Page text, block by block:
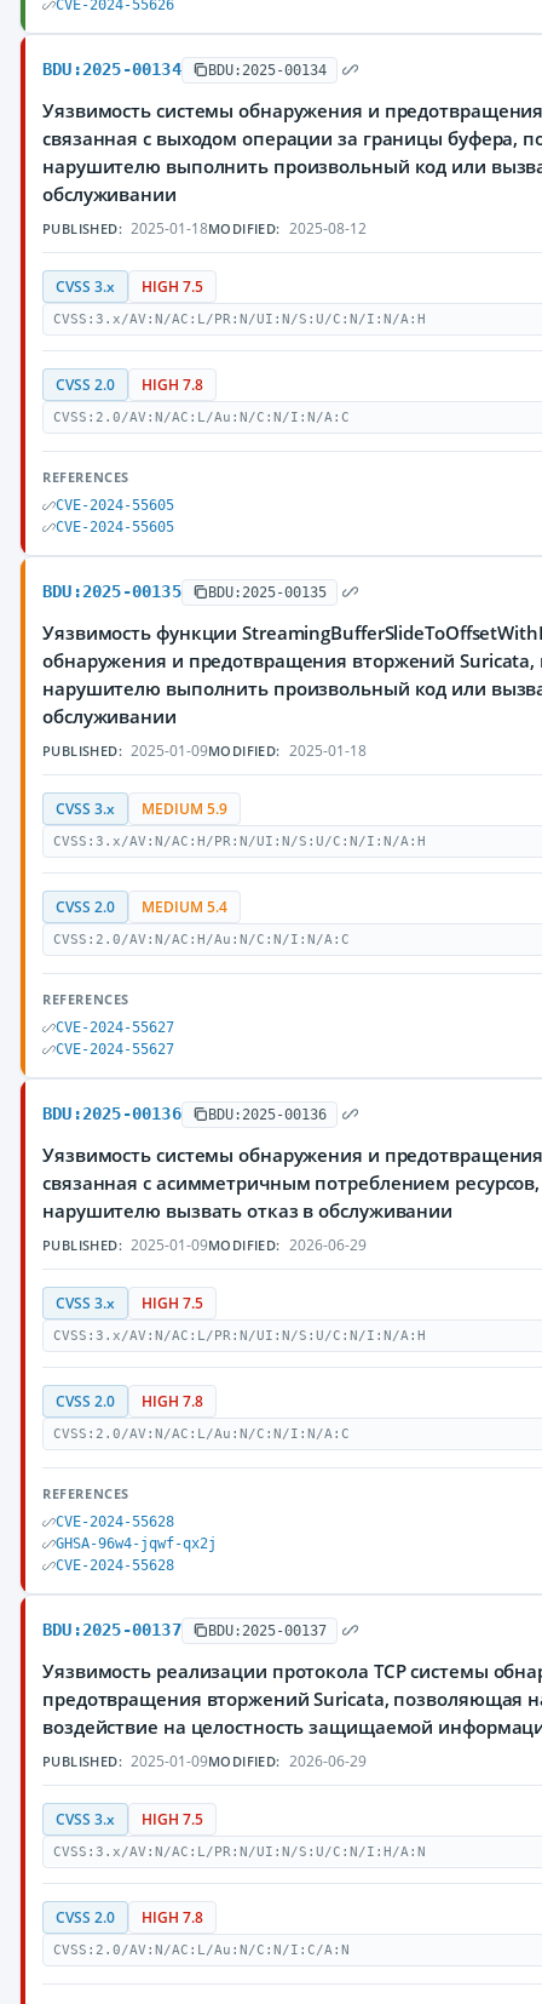
CVE-2024-55626
BDU:2025-00134 BDU:2025-00134
Уязвимость системы обнаружения и
связанная с выходом операции за границы буфера,
нарушителю выполнить произвольный код или
обслуживании
PUBLISHED: 2025-01-18MODIFIED: 2025-08-12
CVSS 3.x HIGH 7.5
CVSS:3.x/AV:N/AC:L/PR:N/UI:N/S:U/C:N/I:N/A:H
CVSS 2.0 HIGH 7.8
CVSS:2.0/AV:N/AC:L/Au:N/C:N/I:N/A:C
REFERENCES
CVE-2024-55605
CVE-2024-55605
BDU:2025-00135 BDU:2025-00135
Уязвимость функции
обнаружения и предотвращения вторжений
нарушителю выполнить произвольный код или
обслуживании
PUBLISHED: 2025-01-09MODIFIED: 2025-01-18
CVSS 3.x MEDIUM 5.9
CVSS:3.x/AV:N/AC:H/PR:N/UI:N/S:U/C:N/I:N/A:H
CVSS 2.0 MEDIUM 5.4
CVSS:2.0/AV:N/AC:H/Au:N/C:N/I:N/A:C
REFERENCES
CVE-2024-55627
CVE-2024-55627
BDU:2025-00136 BDU:2025-00136
Уязвимость системы обнаружения и
связанная с асимметричным потреблением
нарушителю вызвать отказ в обслуживании
PUBLISHED: 2025-01-09MODIFIED: 2026-06-29
CVSS 3.x HIGH 7.5
CVSS:3.x/AV:N/AC:L/PR:N/UI:N/S:U/C:N/I:N/A:H
CVSS 2.0 HIGH 7.8
CVSS:2.0/AV:N/AC:L/Au:N/C:N/I:N/A:C
REFERENCES
CVE-2024-55628
GHSA-96w4-jqwf-qx2j
CVE-2024-55628
BDU:2025-00137 BDU:2025-00137
Уязвимость реализации протокола TCP системы
предотвращения вторжений Suricata, позволяющая
воздействие на целостность защищаемой
PUBLISHED: 2025-01-09MODIFIED: 2026-06-29
CVSS 3.x HIGH 7.5
CVSS:3.x/AV:N/AC:L/PR:N/UI:N/S:U/C:N/I:H/A:N
CVSS 2.0 HIGH 7.8
CVSS:2.0/AV:N/AC:L/Au:N/C:N/I:C/A:N